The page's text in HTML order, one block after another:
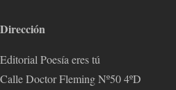
Dirección
Editorial Poesía eres tú
Calle Doctor Fleming Nº50 4ºD